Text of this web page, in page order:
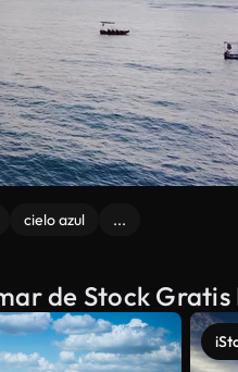
cielo azul ...
de Stock Gratis